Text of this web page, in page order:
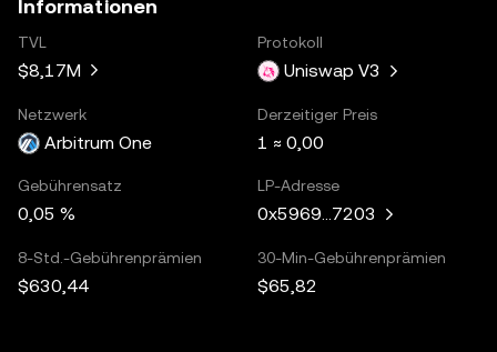
Informationen
TVL
$8,17M
Protokoll
Uniswap V3
Netzwerk
Arbitrum One
Derzeitiger Preis
1 ≈ 0,00
Gebührensatz
0,05 %
LP-Adresse
0x5969...7203
8-Std.-Gebührenprämien
$630,44
30-Min-Gebührenprämien
$65,82